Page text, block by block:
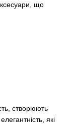
що
створюють
які